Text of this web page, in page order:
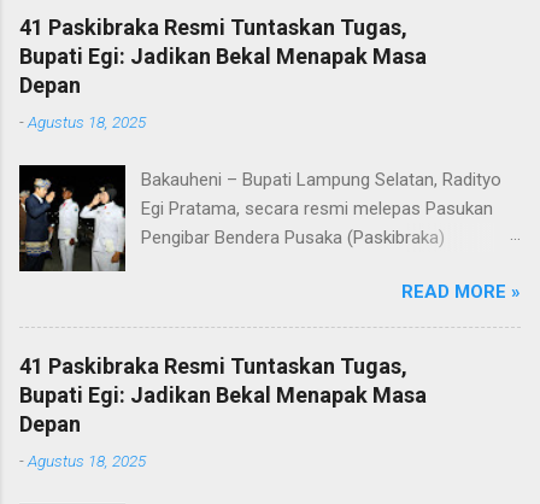
41 Paskibraka Resmi Tuntaskan Tugas,
Bupati Egi: Jadikan Bekal Menapak Masa
Depan
-Agustus 18, 2025
Bakauheni – Bupati Lampung Selatan, Radityo
Egi Pratama, secara resmi melepas Pasukan
Pengibar Bendera Pusaka (Paskibraka)
Pelepasan dilakukan usai upacara penurunan
bendera di Lapangan Menara Siger, Bakauheni,
Minggu malam (17/8/2025). Sebanyak 41
anggota Paskibraka yang sebelumnya sukses
mengibarkan Sang Saka Merah Putih pada
Indonesia di Kabupaten Lampung Selatan, kini
READ MORE »
41 Paskibraka Resmi Tuntaskan Tugas,
Bupati Egi: Jadikan Bekal Menapak Masa
Depan
-Agustus 18, 2025